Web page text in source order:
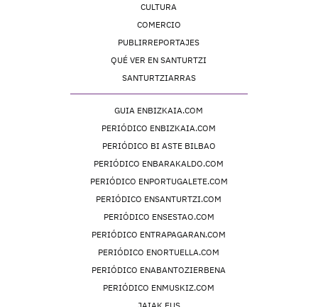
CULTURA
COMERCIO
PUBLIRREPORTAJES
QUÉ VER EN SANTURTZI
SANTURTZIARRAS
GUIA ENBIZKAIA.COM
PERIÓDICO ENBIZKAIA.COM
PERIÓDICO BI ASTE BILBAO
PERIÓDICO ENBARAKALDO.COM
PERIÓDICO ENPORTUGALETE.COM
PERIÓDICO ENSANTURTZI.COM
PERIÓDICO ENSESTAO.COM
PERIÓDICO ENTRAPAGARAN.COM
PERIÓDICO ENORTUELLA.COM
PERIÓDICO ENABANTOZIERBENA
PERIÓDICO ENMUSKIZ.COM